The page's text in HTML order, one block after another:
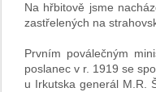
Na hřbitově jsme
zastřelených na
Prvním poválečným
poslanec v r. 1919 se
u Irkutska generál M.R.